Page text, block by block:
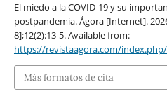
El miedo a la COVID-19 y su
postpandemia. Ágora [Internet].
8];12(2):13-5. Available from:
https://revistaagora.com/
Más formatos de cita